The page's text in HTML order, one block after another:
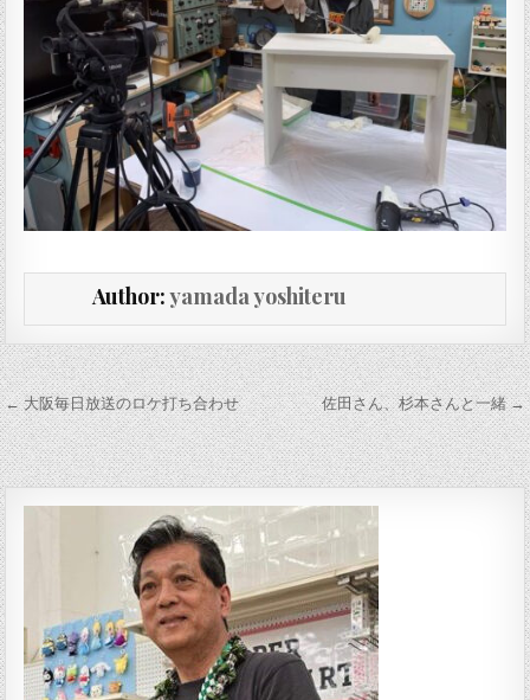
Author:yamada yoshiteru
投稿ナビゲーション
← 大阪毎日放送のロケ打ち合わせ 佐田さん、杉本さんと一緒 →